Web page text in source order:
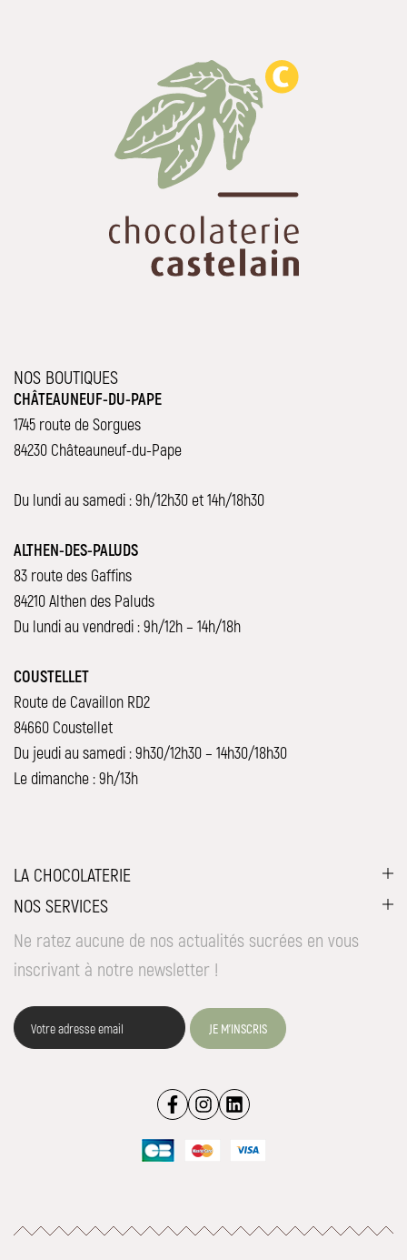
NOS BOUTIQUES
CHÂTEAUNEUF-DU-PAPE
1745 route de Sorgues
84230 Châteauneuf-du-Pape
Du lundi au samedi : 9h/12h30 et 14h/18h30
ALTHEN-DES-PALUDS
83 route des Gaffins
84210 Althen des Paluds
Du lundi au vendredi : 9h/12h – 14h/18h
COUSTELLET
Route de Cavaillon RD2
84660 Coustellet
Du jeudi au samedi : 9h30/12h30 – 14h30/18h30
Le dimanche : 9h/13h
LA CHOCOLATERIE
NOS SERVICES
Ne ratez aucune de nos actualités sucrées en vous
inscrivant à notre newsletter !